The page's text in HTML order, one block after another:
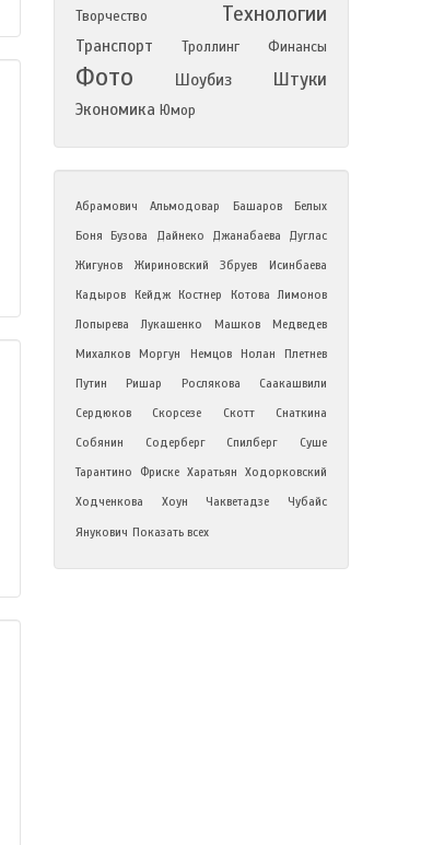
Творчество
Технологии
Транспорт Троллинг Финансы
Фото Шоубиз Штуки
Экономика Юмор
Абрамович Альмодовар Башаров
Белых
Боня
Бузова Дайнеко Джанабаева
Дуглас
Жигунов
Жириновский Збруев
Исинбаева
Кадыров
Кейдж Костнер Котова Лимонов
Лопырева
Лукашенко Машков
Медведев
Михалков
Моргун Немцов Нолан
Плетнев
Путин
Ришар Рослякова
Саакашвили
Сердюков
Скорсезе Скотт
Снаткина
Собянин
Содерберг Спилберг
Суше
Тарантино
Фриске Харатьян Ходорковский
Ходченкова
Хоун Чакветадзе
Чубайс
Янукович Показать всех